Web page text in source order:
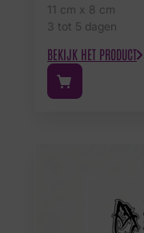
11 cm x 8 cm
3 tot 5 dagen
BEKIJK HET PRODUCT